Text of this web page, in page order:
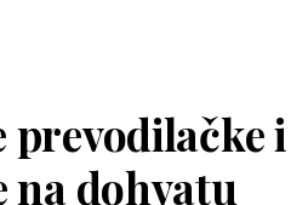
prevodilačke i
na dohvatu